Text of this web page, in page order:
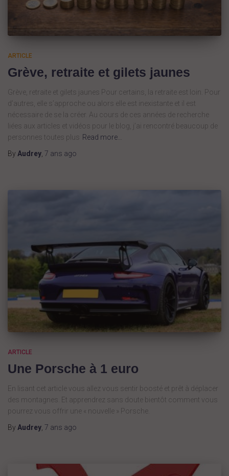
ARTICLE
Grève, retraite et gilets jaunes
Grève, retraite et gilets jaunes Pour certains, la retraite est loin. Pour
d’autres, elle s’approche ou alors elle est inexistante et il est
nécessaire de se la créer. Au cours de ces années de recherche
liées aux articles et vidéos pour le blog, j’ai rencontré beaucoup de
personnes toutes plus Read more…
By Audrey 7 ans ago
ARTICLE
Une Porsche à 1 euro
En lisant cet article vous allez vous sentir boosté et prêt à déplacer
des montagnes. Et apprendrez sans doute bientôt comment vous
pourrez vous offrir une « nouvelle » Porsche.
By Audrey, 7 ans ago